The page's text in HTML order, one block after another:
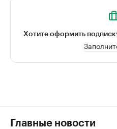
Хотите оформить
Главные новости